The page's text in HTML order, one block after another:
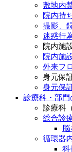
敷地内
院内持
撮影、
迷惑行
院内施
院内施
外来フ
身元保
身元保
診療科・部門
診療科
総合診
循環器
科